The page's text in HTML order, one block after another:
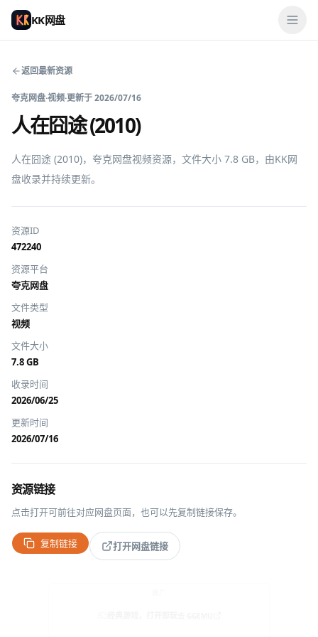
KK网盘
返回最新资源
夸克网盘·视频·更新于2026/07/16
人在囧途 (2010)
人在囧途 (2010)，夸克网盘视频资源，文件大小 7.8 GB，由KK网
盘收录并持续更新。
资源ID
472240
资源平台
夸克网盘
文件类型
视频
文件大小
7.8 GB
收录时间
2026/06/25
更新时间
2026/07/16
资源链接
点击打开可前往对应网盘页面，也可以先复制链接保存。
复制链接 打开网盘链接